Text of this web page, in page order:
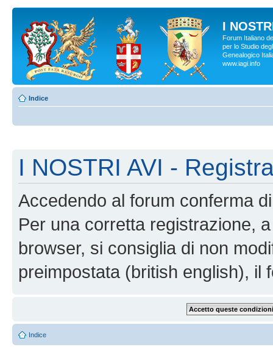
I
Forum Italiano
per lo Studio
Genealogico
www.iagi.info
Indice
I NOSTRI AVI -
Accedendo al forum conferma
Per una corretta registrazione,
browser, si consiglia di non
preimpostata (british english), il
Indice